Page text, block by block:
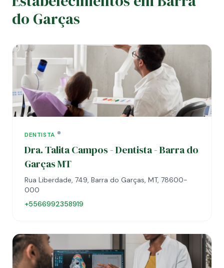
do Garças
DENTISTA
Dra. Talita Campos - Dentista - Barra do
Garças MT
Rua Liberdade, 749, Barra do Garças, MT, 78600-
000
+5566992358919